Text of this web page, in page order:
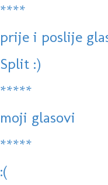
****
prije i poslije
Split :)
*****
moji glasovi
*****
:(